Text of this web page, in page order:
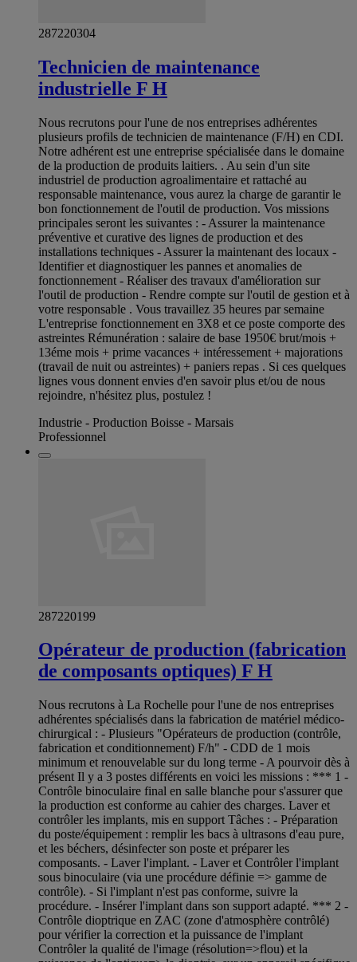
287220304
Technicien de maintenance
industrielle F H
Nous recrutons pour l'une de nos entreprises adhérentes
plusieurs profils de technicien de maintenance (F/H) en CDI.
Notre adhérent est une entreprise spécialisée dans le domaine
de la production de produits laitiers. . Au sein d'un site
industriel de production agroalimentaire et rattaché au
responsable maintenance, vous aurez la charge de garantir le
bon fonctionnement de l'outil de production. Vos missions
principales seront les suivantes : - Assurer la maintenance
préventive et curative des lignes de production et des
installations techniques - Assurer la maintenant des locaux -
Identifier et diagnostiquer les pannes et anomalies de
fonctionnement - Réaliser des travaux d'amélioration sur
l'outil de production - Rendre compte sur l'outil de gestion et à
votre responsable . Vous travaillez 35 heures par semaine
L'entreprise fonctionnement en 3X8 et ce poste comporte des
astreintes Rémunération : salaire de base 1950€ brut/mois +
13éme mois + prime vacances + intéressement + majorations
(travail de nuit ou astreintes) + paniers repas . Si ces quelques
lignes vous donnent envies d'en savoir plus et/ou de nous
rejoindre, n'hésitez plus, postulez !
Industrie - Production Boisse - Marsais
Professionnel
287220199
Opérateur de production (fabrication
de composants optiques) F H
Nous recrutons à La Rochelle pour l'une de nos entreprises
adhérentes spécialisés dans la fabrication de matériel médico-
chirurgical : - Plusieurs "Opérateurs de production (contrôle,
fabrication et conditionnement) F/h" - CDD de 1 mois
minimum et renouvelable sur du long terme - A pourvoir dès à
présent Il y a 3 postes différents en voici les missions : *** 1 -
Contrôle binoculaire final en salle blanche pour s'assurer que
la production est conforme au cahier des charges. Laver et
contrôler les implants, mis en support Tâches : - Préparation
du poste/équipement : remplir les bacs à ultrasons d'eau pure,
et les béchers, désinfecter son poste et préparer les
composants. - Laver l'implant. - Laver et Contrôler l'implant
sous binoculaire (via une procédure définie => gamme de
contrôle). - Si l'implant n'est pas conforme, suivre la
procédure. - Insérer l'implant dans son support adapté. *** 2 -
Contrôle dioptrique en ZAC (zone d'atmosphère contrôlé)
pour vérifier la correction et la puissance de l'implant
Contrôler la qualité de l'image (résolution=>flou) et la